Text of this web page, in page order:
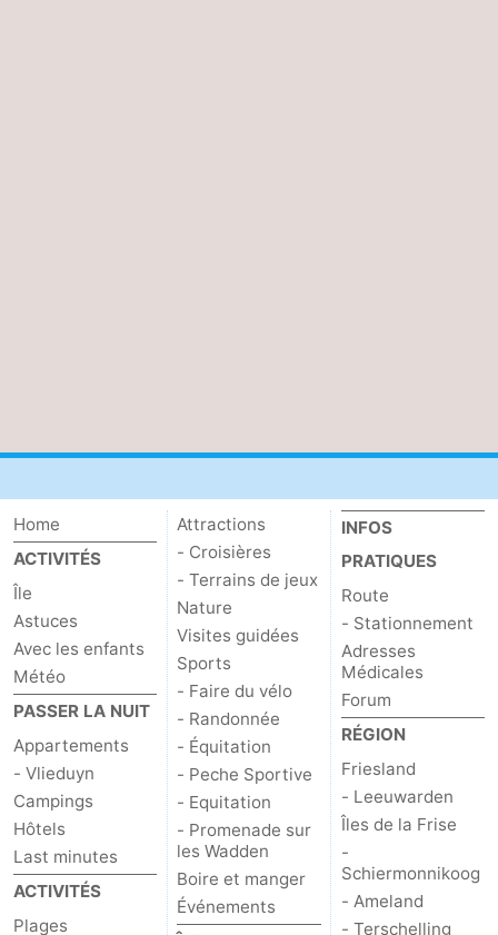
Home
ACTIVITÉS
Île
Astuces
Avec les enfants
Météo
PASSER LA NUIT
Appartements
- Vlieduyn
Campings
Hôtels
Last minutes
ACTIVITÉS
Plages
Attractions
- Croisières
- Terrains de jeux
Nature
Visites guidées
Sports
- Faire du vélo
- Randonnée
- Équitation
- Peche Sportive
- Equitation
- Promenade sur
les Wadden
Boire et manger
Événements
INFOS
PRATIQUES
Route
- Stationnement
Adresses
Médicales
Forum
RÉGION
Friesland
- Leeuwarden
Îles de la Frise
-
Schiermonnikoog
- Ameland
- Terschelling